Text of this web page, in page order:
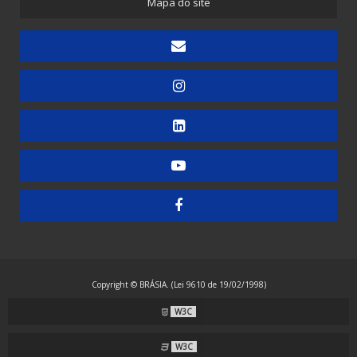
Embaladora de Canudinhos - 1 unidade
Embaladora de Canudinhos - Até 200 unidades
Embaladora de Doces
Embaladora de Guardanapos - Automática
Embaladora de Guardanapos - Manual
Embaladora de Resma - Grandes Formatos
Embaladora Envelopadora Stretch
Embaladora Flow Pack - Grande Porte
Embaladora Flow Pack - Standard
Copyright © BRÁSIA. (Lei 9610 de 19/02/1998)
W3C
W3C